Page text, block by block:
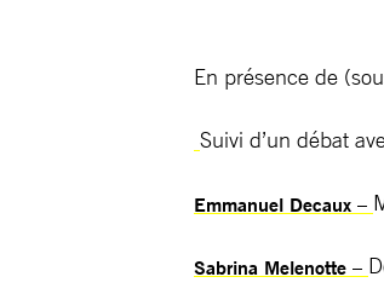
En présence de
Suivi d’un débat
Emmanuel Decaux –
Sabrina Melenotte –